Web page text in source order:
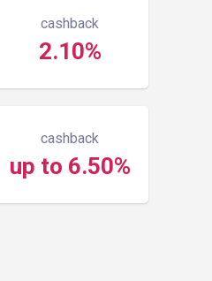
cashback
2.10%
cashback
up to 6.50%